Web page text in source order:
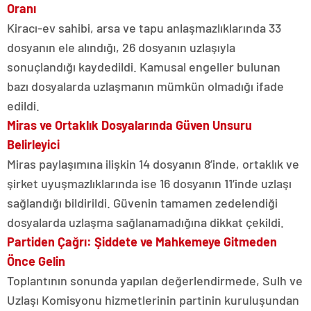
Oranı
Kiracı-ev sahibi, arsa ve tapu anlaşmazlıklarında 33
dosyanın ele alındığı, 26 dosyanın uzlaşıyla
sonuçlandığı kaydedildi. Kamusal engeller bulunan
bazı dosyalarda uzlaşmanın mümkün olmadığı ifade
edildi.
Miras ve Ortaklık Dosyalarında Güven Unsuru
Belirleyici
Miras paylaşımına ilişkin 14 dosyanın 8’inde, ortaklık ve
şirket uyuşmazlıklarında ise 16 dosyanın 11’inde uzlaşı
sağlandığı bildirildi. Güvenin tamamen zedelendiği
dosyalarda uzlaşma sağlanamadığına dikkat çekildi.
Partiden Çağrı: Şiddete ve Mahkemeye Gitmeden
Önce Gelin
Toplantının sonunda yapılan değerlendirmede, Sulh ve
Uzlaşı Komisyonu hizmetlerinin partinin kuruluşundan